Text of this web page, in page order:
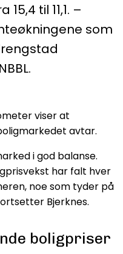
til 11,1. –
som
viser at
avtar.
i god balanse.
har falt hver
noe som tyder på
Bjerknes.
boligpriser